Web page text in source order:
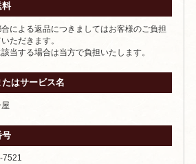
料
による返品につきましてはお客様のご負担
ただきます。
当する場合は当方で負担いたします。
はサービス名
号
7521